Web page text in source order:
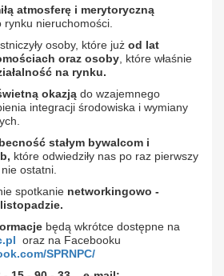
atmosferę i merytoryczną
rynku nieruchomości.
osoby, które już od lat
oraz osoby, które właśnie
na rynku.
okazją do wzajemnego
integracji środowiska i wymiany
stałym bywalcom i
które odwiedziły nas po raz pierwszy
ostatni.
spotkanie networkingowo -
będą wkrótce dostępne na
oraz na Facebooku
SPRNPC/